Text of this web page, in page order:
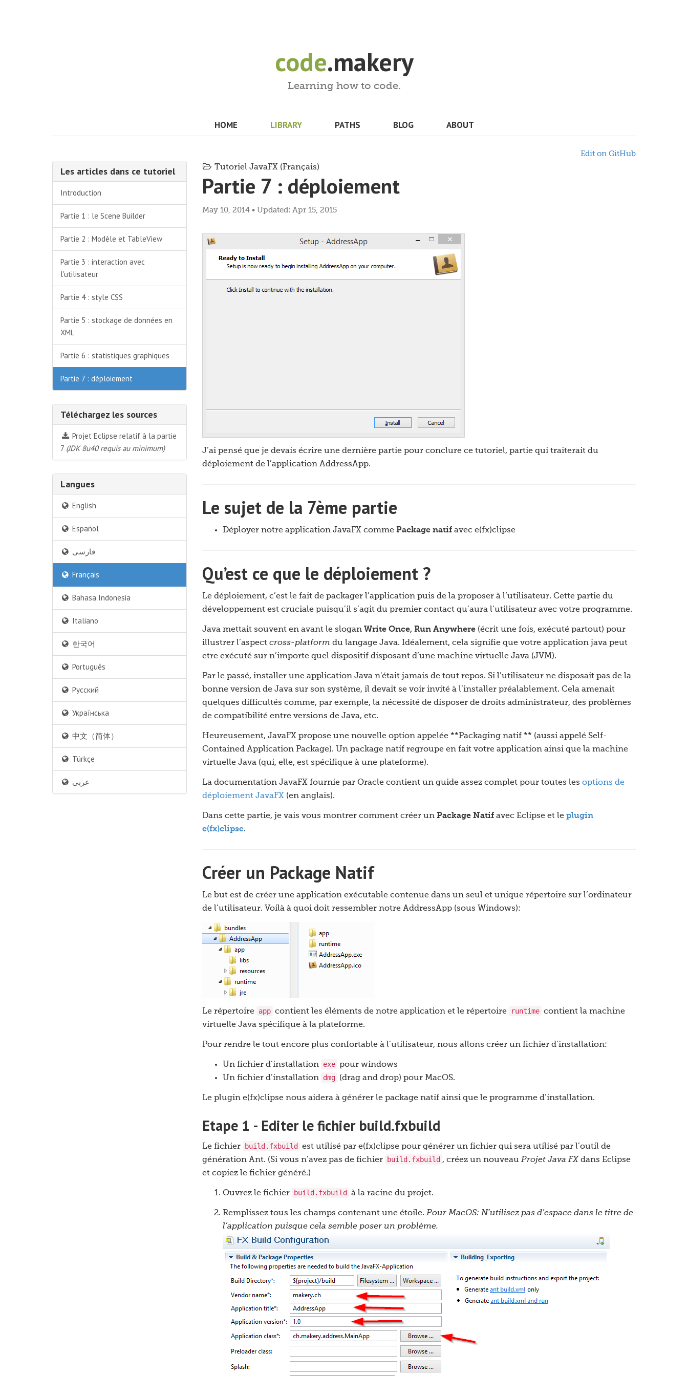
code.makery
Learning how to code.
HOME LIBRARY PATHS BLOG ABOUT
Edit on GitHub
Les articles dans ce tutoriel
Introduction
Partie 1 : le Scene Builder
Partie 2 : Modèle et TableView
Partie 3 : interaction avec
l'utilisateur
Partie 4 : style CSS
Partie 5 : stockage de données en
XML
Partie 6 : statistiques graphiques
Partie 7 : déploiement
Téléchargez les sources
Projet Eclipse relatif à la partie
7 (JDK 8u40 requis au minimum)
Langues
English
Español
فارسی
Français
Bahasa Indonesia
Italiano
한국어
Português
Русский
Українська
中文（简体）
Türkçe
عربى
Tutoriel JavaFX (Français)
Partie 7 : déploiement
May 10, 2014 • Updated: Apr 15, 2015
J’ai pensé que je devais écrire une dernière partie pour conclure ce tutoriel, partie qui traiterait du
déploiement de l’application AddressApp.
Le sujet de la 7ème partie
Déployer notre application JavaFX comme Package natifavec e(fx)clipse
Qu’est ce que le déploiement ?
Le déploiement, c’est le fait de packager l’application puis de la proposer à l’utilisateur. Cette partie du
développement est cruciale puisqu’il s’agit du premier contact qu’aura l’utilisateur avec votre programme.
Java mettait souvent en avant le slogan Write Once, Run Anywhere(écrit une fois, exécuté partout) pour
illustrer l’aspect cross-platform du langage Java. Idéalement, cela signifie que votre application java peut
etre exécuté sur n’importe quel dispositif disposant d’une machine virtuelle Java (JVM).
Par le passé, installer une application Java n'était jamais de tout repos. Si l’utilisateur ne disposait pas de la
bonne version de Java sur son système, il devait se voir invité à l’installer préalablement. Cela amenait
quelques difficultés comme, par exemple, la nécessité de disposer de droits administrateur, des problèmes
de compatibilité entre versions de Java, etc.
Heureusement, JavaFX propose une nouvelle option appelée **Packaging natif ** (aussi appelé Self-
Contained Application Package). Un package natif regroupe en fait votre application ainsi que la machine
virtuelle Java (qui, elle, est spécifique à une plateforme).
La documentation JavaFX fournie par Oracle contient un guide assez complet pour toutes les options de
déploiement JavaFX(en anglais).
Dans cette partie, je vais vous montrer comment créer un Package Natifavec Eclipse et le plugin
e(fx)clipse.
Créer un Package Natif
Le but est de créer une application exécutable contenue dans un seul et unique répertoire sur l’ordinateur
de l’utilisateur. Voilà à quoi doit ressembler notre AddressApp (sous Windows):
Le répertoire app contient les éléments de notre application et le répertoire runtime contient la machine
virtuelle Java spécifique à la plateforme.
Pour rendre le tout encore plus confortable à l’utilisateur, nous allons créer un fichier d’installation:
Un fichier d’installation exe pour windows
Un fichier d’installation dmg (drag and drop) pour MacOS.
Le plugin e(fx)clipse nous aidera à générer le package natif ainsi que le programme d’installation.
Etape 1 - Editer le fichier build.fxbuild
Le fichier build.fxbuild
est utilisé par e(fx)clipse pour générer un fichier qui sera utilisé par l’outil de
génération Ant. (Si vous n’avez pas de fichier
build.fxbuild , créez un nouveau Projet Java FX dans Eclipse
et copiez le fichier généré.)
Ouvrez le fichier build.fxbuild à la racine du projet.
Remplissez tous les champs contenant une étoile. Pour MacOS: N’utilisez pas d’espace dans le titre de
l’application puisque cela semble poser un problème.